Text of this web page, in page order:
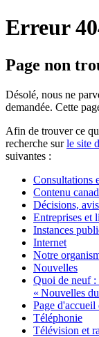
Erreur
Page non
Désolé, nous ne
demandée. Cette
Afin de trouver ce
recherche surle site
suivantes :
Consultations
Contenu
Décisions,
Entreprises et
Instances
Internet
Notre
Nouvelles
Quoi de neuf :
« Nouvelles
Page
Téléphonie
Télévision et